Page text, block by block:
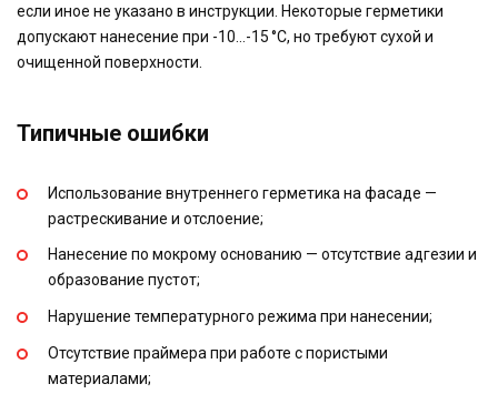
если иное не указано в инструкции. Некоторые герметики
допускают нанесение при -10…-15 °C, но требуют сухой и
очищенной поверхности.
Типичные ошибки
Использование внутреннего герметика на фасаде —
растрескивание и отслоение;
Нанесение по мокрому основанию — отсутствие адгезии и
образование пустот;
Нарушение температурного режима при нанесении;
Отсутствие праймера при работе с пористыми
материалами;